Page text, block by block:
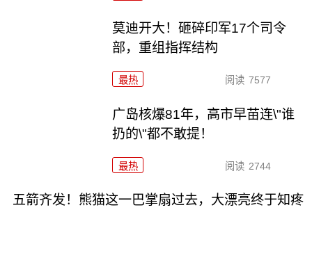
莫迪开大！砸碎印军17个司令
部，重组指挥结构
最热 阅读 7577
广岛核爆81年，高市早苗连\"谁
扔的\"都不敢提！
最热 阅读 2744
五箭齐发！熊猫这一巴掌扇过去，大漂亮终于知疼